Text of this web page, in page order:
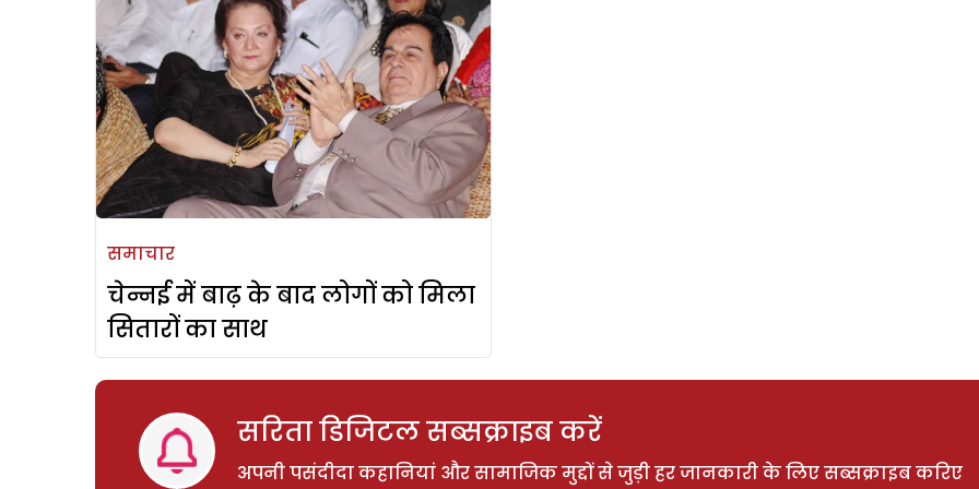
समाचार
चेन्नई में बाढ़ के बाद लोगों को मिला
सितारों का साथ
सरिता डिजिटल सब्सक्राइब करें
अपनी पसंदीदा कहानियां और सामाजिक मुद्दों से जुड़ी हर जानकारी के लिए सब्सक्राइब करिए